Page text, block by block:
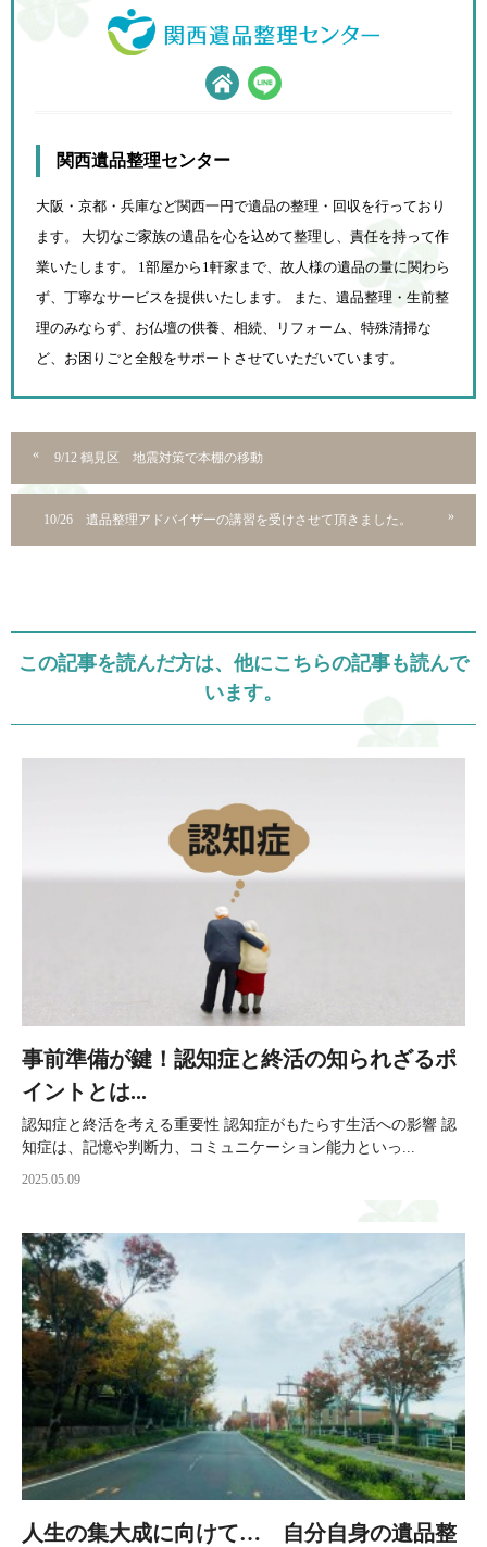
関西遺品整理センター
大阪・京都・兵庫など関西一円で遺品の整理・回収を行っており
ます。 大切なご家族の遺品を心を込めて整理し、責任を持って作
業いたします。 1部屋から1軒家まで、故人様の遺品の量に関わら
ず、 丁寧なサービスを提供いたします。 また、遺品整理・生前整
理のみならず、お仏壇の供養、相続、
リフォーム、特殊清掃な
ど、お困りごと全般をサポートさせていただいています。
9/12 鶴見区 地震対策で本棚の移動
10/26 遺品整理アドバイザーの講習を受けさせて頂きました。
この記事を読んだ方は、他にこちらの記事も読んで
います。
事前準備が鍵！認知症と終活の知られざるポ
イントとは...
認知症と終活を考える重要性 認知症がもたらす生活への影響 認
知症は、記憶や判断力、コミュニケーション能力といっ...
2025.05.09
人生の集大成に向けて… 自分自身の遺品整